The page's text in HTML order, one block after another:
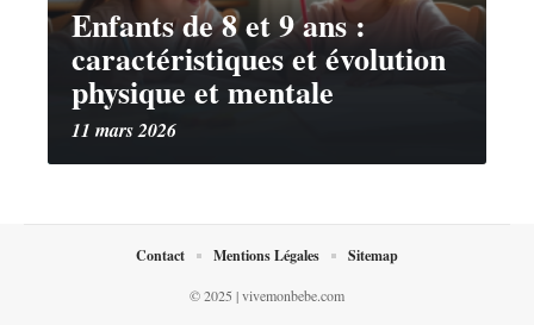
Enfants de 8 et 9 ans :
caractéristiques et évolution
physique et mentale
11 mars 2026
© 2025 | vivemonbebe.com
Contact Mentions Légales Sitemap